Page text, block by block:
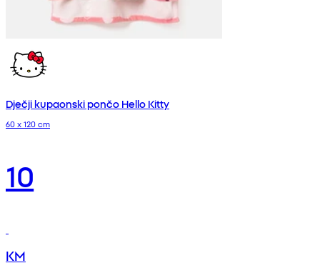
Dječji kupaonski pončo Hello Kitty
60 x 120 cm
10
KM